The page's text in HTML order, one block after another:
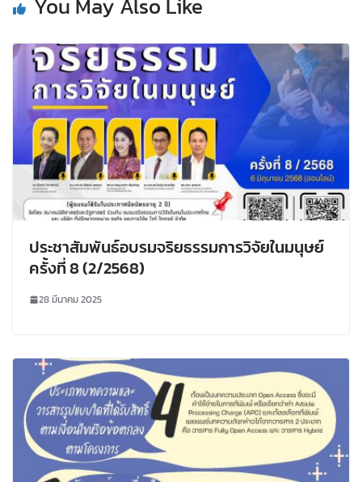
ประชาสัมพันธ์อบรมจริยธรรมการวิจัยในมนุษย์
ครั้งที่ 8 (2/2568)
28 มีนาคม 2025